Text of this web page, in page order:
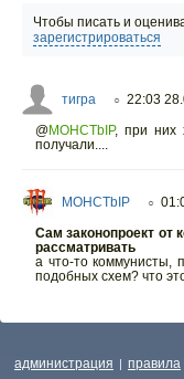
Чтобы писать и
зарегистрироваться
тигра ○ 22:03
@MOHCTbIP, при них
получали....
MOHCTbIP ○
Сам законопроект от
рассматривать
а что-то коммунисты,
подобных схем? что
администрация | правила